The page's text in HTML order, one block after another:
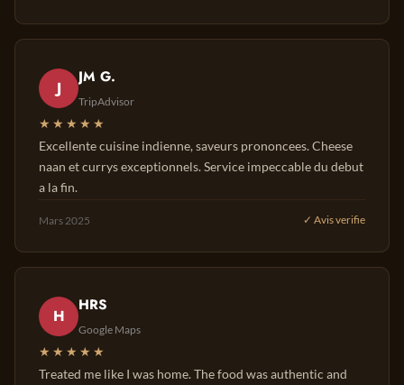
J
JM G.
TripAdvisor
★★★★★
Excellente cuisine indienne, saveurs prononcees. Cheese
naan et currys exceptionnels. Service impeccable du debut
a la fin.
Mars 2025 ✓ Avis verifie
H
HRS
Google Maps
★★★★★
Treated me like I was home. The food was authentic and